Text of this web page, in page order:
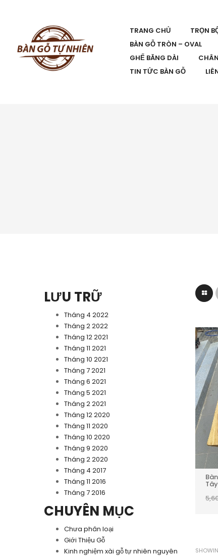
TRANG CHỦ TRỌN
BÀN GỖ TRÒN – OVAL
GHẾ BĂNG DÀI
TIN TỨC BÀN GỖ
LƯU TRỮ
Tháng 4 2022
Tháng 2 2022
Tháng 12 2021
Tháng 11 2021
Tháng 10 2021
Tháng 7 2021
Tháng 6 2021
Tháng 5 2021
Tháng 2 2021
Tháng 12 2020
Tháng 11 2020
Tháng 10 2020
Tháng 9 2020
Tháng 2 2020
Tháng 4 2017
Tháng 11 2016
Tháng 7 2016
CHUYÊN MỤC
Chưa phân loại
Giới Thiệu Gỗ
Kinh nghiệm xài gỗ tự nhiên nguyên